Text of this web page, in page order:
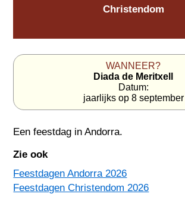
Christendom
WANNEER?
Diada de Meritxell
Datum:
jaarlijks op 8 september
Een feestdag inAndorra.
Zie ook
Feestdagen Andorra 2026
Feestdagen Christendom 2026